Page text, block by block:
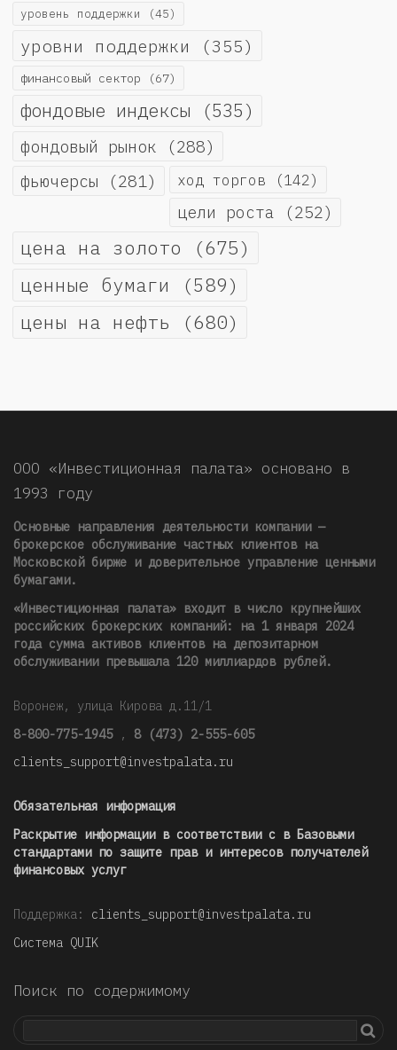
уровень поддержки (45)
уровни поддержки (355)
финансовый сектор (67)
фондовые индексы (535)
фондовый рынок (288)
фьючерсы (281) ход торгов (142)
цели роста (252)
цена на золото (675)
ценные бумаги (589)
цены на нефть (680)
ООО «Инвестиционная палата» основано в
1993 году
Основные направления деятельности компании —
брокерское обслуживание частных клиентов на
Московской бирже и доверительное управление ценными
бумагами.
«Инвестиционная палата» входит в число крупнейших
российских брокерских компаний: на 1 января 2024
года сумма активов клиентов на депозитарном
обслуживании превышала 120 миллиардов рублей.
Воронеж, улица Кирова д.11/1
8-800-775-1945 , 8 (473) 2-555-605
clients_support@investpalata.ru
Обязательная информация
Раскрытие информации в соответствии с в Базовыми
стандартами по защите прав и интересов получателей
финансовых услуг
Поддержка: clients_support@investpalata.ru
Система QUIK
Поиск по содержимому